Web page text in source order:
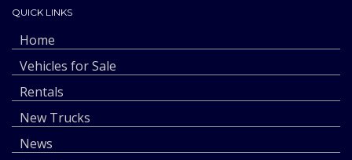
QUICK LINKS
Home
Vehicles for Sale
Rentals
New Trucks
News